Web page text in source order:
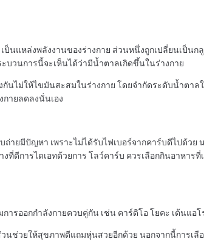
ป็นแหล่งพลังงานของร่างกาย ส่วนหนึ่งถูกเปลี่ยนเป็น
บวนการนี้จะเห็นได้ว่ามีน้ำตาลเกิดขึ้นในร่างกาย
ไม่ให้ไขมันสะสมในร่างกาย โดยจำกัดระดับน้ำตา
ายลดลงนั่นเอง
ายมีปัญหา เพราะไม่ได้รับไฟเบอร์จากคาร์บดีไปด้ว
ที่ดีการไดเอทด้วยการ โลว์คาร์บ ควรเลือกกินอาห
รออกกำลังกายควบคู่กัน เช่น คาร์ดิโอ โยคะ เต้นแ
นช่วยให้สุขภาพดีแถมหุ่นสวยอีกด้วย นอกจากนี้การ